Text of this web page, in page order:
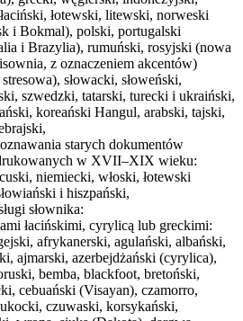
łotewski, litewski, norweski
i Bokmal), polski, portugalski
i Brazylia), rumuński, rosyjski (nowa
z oznaczeniem akcentów)
słowacki, słoweński,
szwedzki, tatarski, turecki i ukraiński,
koreański Hangul, arabski, tajski,
starych dokumentów
w XVII–XIX wieku:
niemiecki, włoski, łotewski
i hiszpański,
słownika:
łacińskimi, cyrylicą lub greckimi:
afrykanerski, agulański, albański,
ajmarski, azerbejdżański (cyrylica),
bemba, blackfoot, bretoński,
cebuański (Visayan), czamorro,
czuwaski, korsykański,